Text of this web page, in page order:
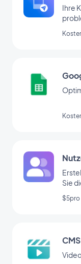
Ihre
Sie
$5pro